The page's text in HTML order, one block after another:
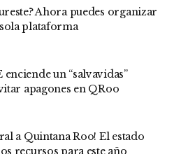
Ahora puedes organizar
plataforma
enciende un “salvavidas”
apagones en QRoo
a Quintana Roo! El estado
recursos para este año